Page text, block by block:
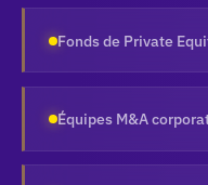
Fonds de Private
Équipes M&A